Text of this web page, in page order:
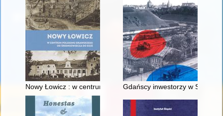
Nowy Łowicz : w centrum poligonu drawskiego od
Gdańscy inwestorzy w